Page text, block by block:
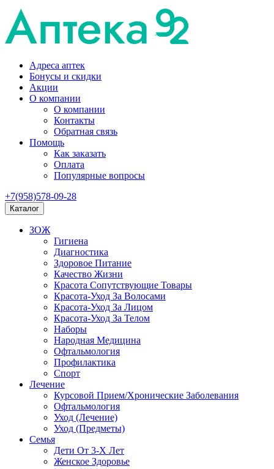
Адреса аптек
Бонусы и скидки
Акции
О компании
О компании
Контакты
Обратная связь
Помощь
Как заказать
Оплата
Популярные вопросы
+7(958)578-09-28
Каталог
ЗОЖ
Гигиена
Диагностика
Здоровое Питание
Качество Жизни
Красота Сопутствующие Товары
Красота-Уход За Волосами
Красота-Уход За Лицом
Красота-Уход За Телом
Наборы
Народная Медицина
Офтальмология
Профилактика
Спорт
Лечение
Курсовой Прием/Хронические Заболевания
Офтальмология
Уход (Лечение)
Уход (Предметы)
Семья
Дети От 3-Х Лет
Женское Здоровье